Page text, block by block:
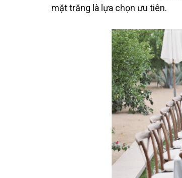
mặt trăng là lựa chọn ưu tiên.